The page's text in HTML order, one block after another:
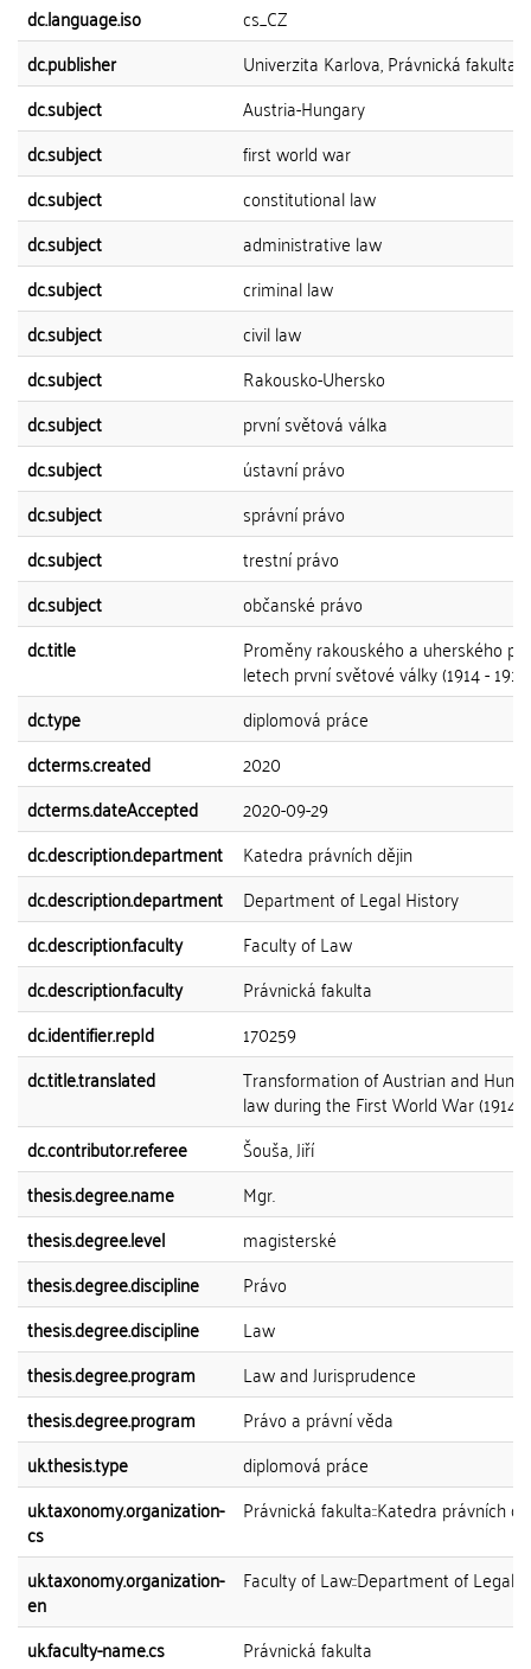
dc.language.iso
cs_CZ
dc.publisher
Univerzita Karlova, Právnická fakulta
dc.subject
Austria-Hungary
dc.subject
first world war
dc.subject
constitutional law
dc.subject
administrative law
dc.subject
criminal law
dc.subject
civil law
dc.subject
Rakousko-Uhersko
dc.subject
první světová válka
dc.subject
ústavní právo
dc.subject
správní právo
dc.subject
trestní právo
dc.subject
občanské právo
dc.title
Proměny rakouského a uherského
letech první světové války (1914 - 1918)
dc.type
diplomová práce
dcterms.created
2020
dcterms.dateAccepted
2020-09-29
dc.description.department
Katedra právních dějin
dc.description.department
Department of Legal History
dc.description.faculty
Faculty of Law
dc.description.faculty
Právnická fakulta
dc.identifier.repId
170259
dc.title.translated
Transformation of Austrian and
law during the First World War (1914 -
dc.contributor.referee
Šouša, Jiří
thesis.degree.name
Mgr.
thesis.degree.level
magisterské
thesis.degree.discipline
Právo
thesis.degree.discipline
Law
thesis.degree.program
Law and Jurisprudence
thesis.degree.program
Právo a právní věda
uk.thesis.type
diplomová práce
uk.taxonomy.organization-
cs
Právnická fakulta::Katedra právních
uk.taxonomy.organization-
en
Faculty of Law::Department of Legal
uk.faculty-name.cs Právnická fakulta